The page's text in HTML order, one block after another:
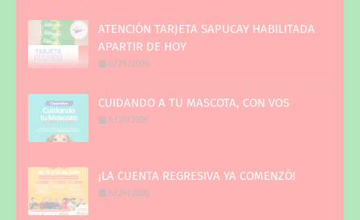
ATENCIÓN TARJETA SAPUCAY HABILITADA
APARTIR DE HOY
6/29/2026
CUIDANDO A TU MASCOTA, CON VOS
6/27/2026
¡LA CUENTA REGRESIVA YA COMENZÓ!
6/29/2026